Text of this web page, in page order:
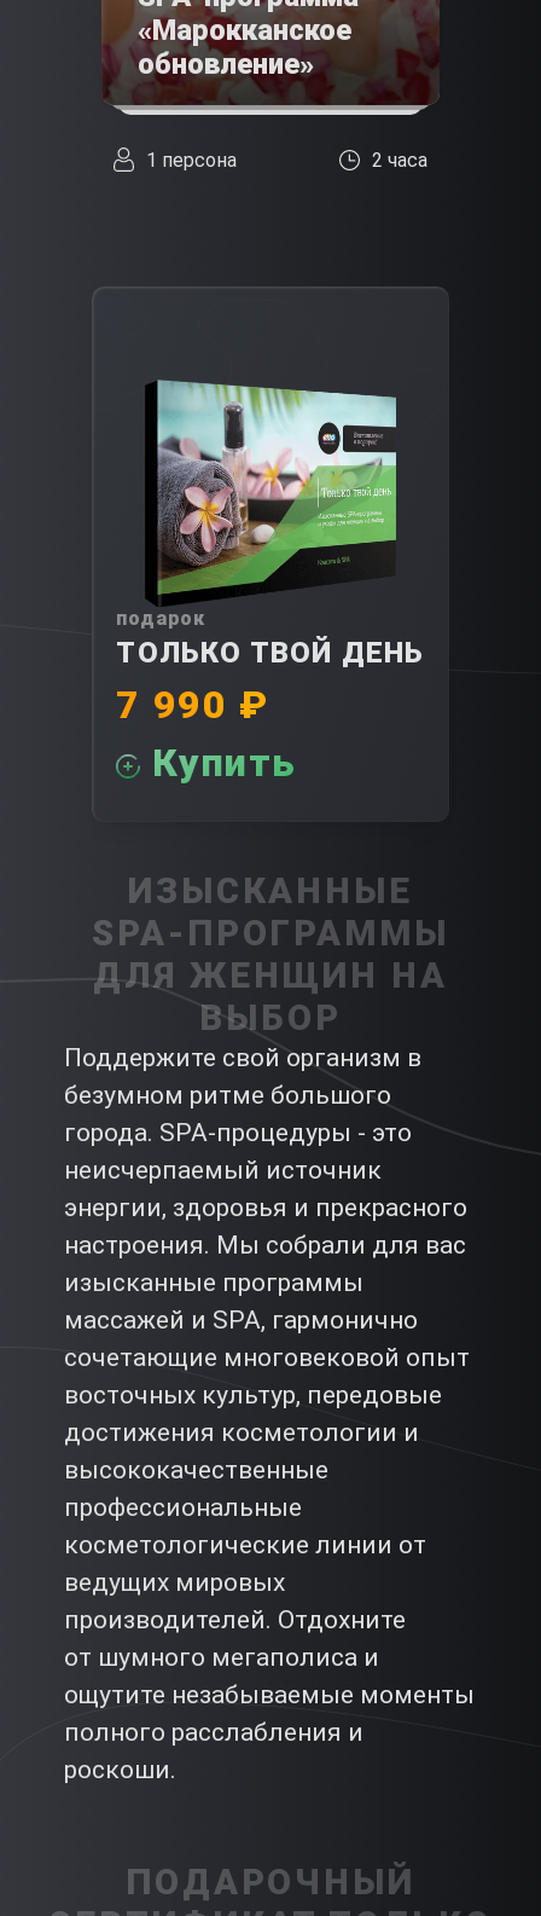
«Марокканское
обновление»
1 персона 2 часа
подарок
ТОЛЬКО ТВОЙ ДЕНЬ
7 990 ₽
Купить
ИЗЫСКАННЫЕ
SPA-ПРОГРАММЫ
ДЛЯ ЖЕНЩИН НА
ВЫБОР
Поддержите свой организм в
безумном ритме большого
города. SPA-процедуры - это
неисчерпаемый источник
энергии, здоровья и прекрасного
настроения. Мы собрали для вас
изысканные программы
массажей и SPA, гармонично
сочетающие многовековой опыт
восточных культур, передовые
достижения косметологии и
высококачественные
профессиональные
косметологические линии от
ведущих мировых
производителей. Отдохните
от шумного мегаполиса и
ощутите незабываемые моменты
полного расслабления и
роскоши.
ПОДАРОЧНЫЙ